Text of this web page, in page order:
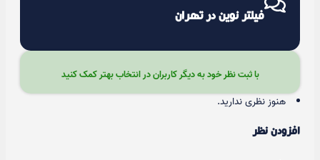
فیلتر نوین در تهران
با ثبت نظر خود به دیگر کاربران در انتخاب بهتر کمک کنید
هنوز نظری ندارید.
افزودن نظر